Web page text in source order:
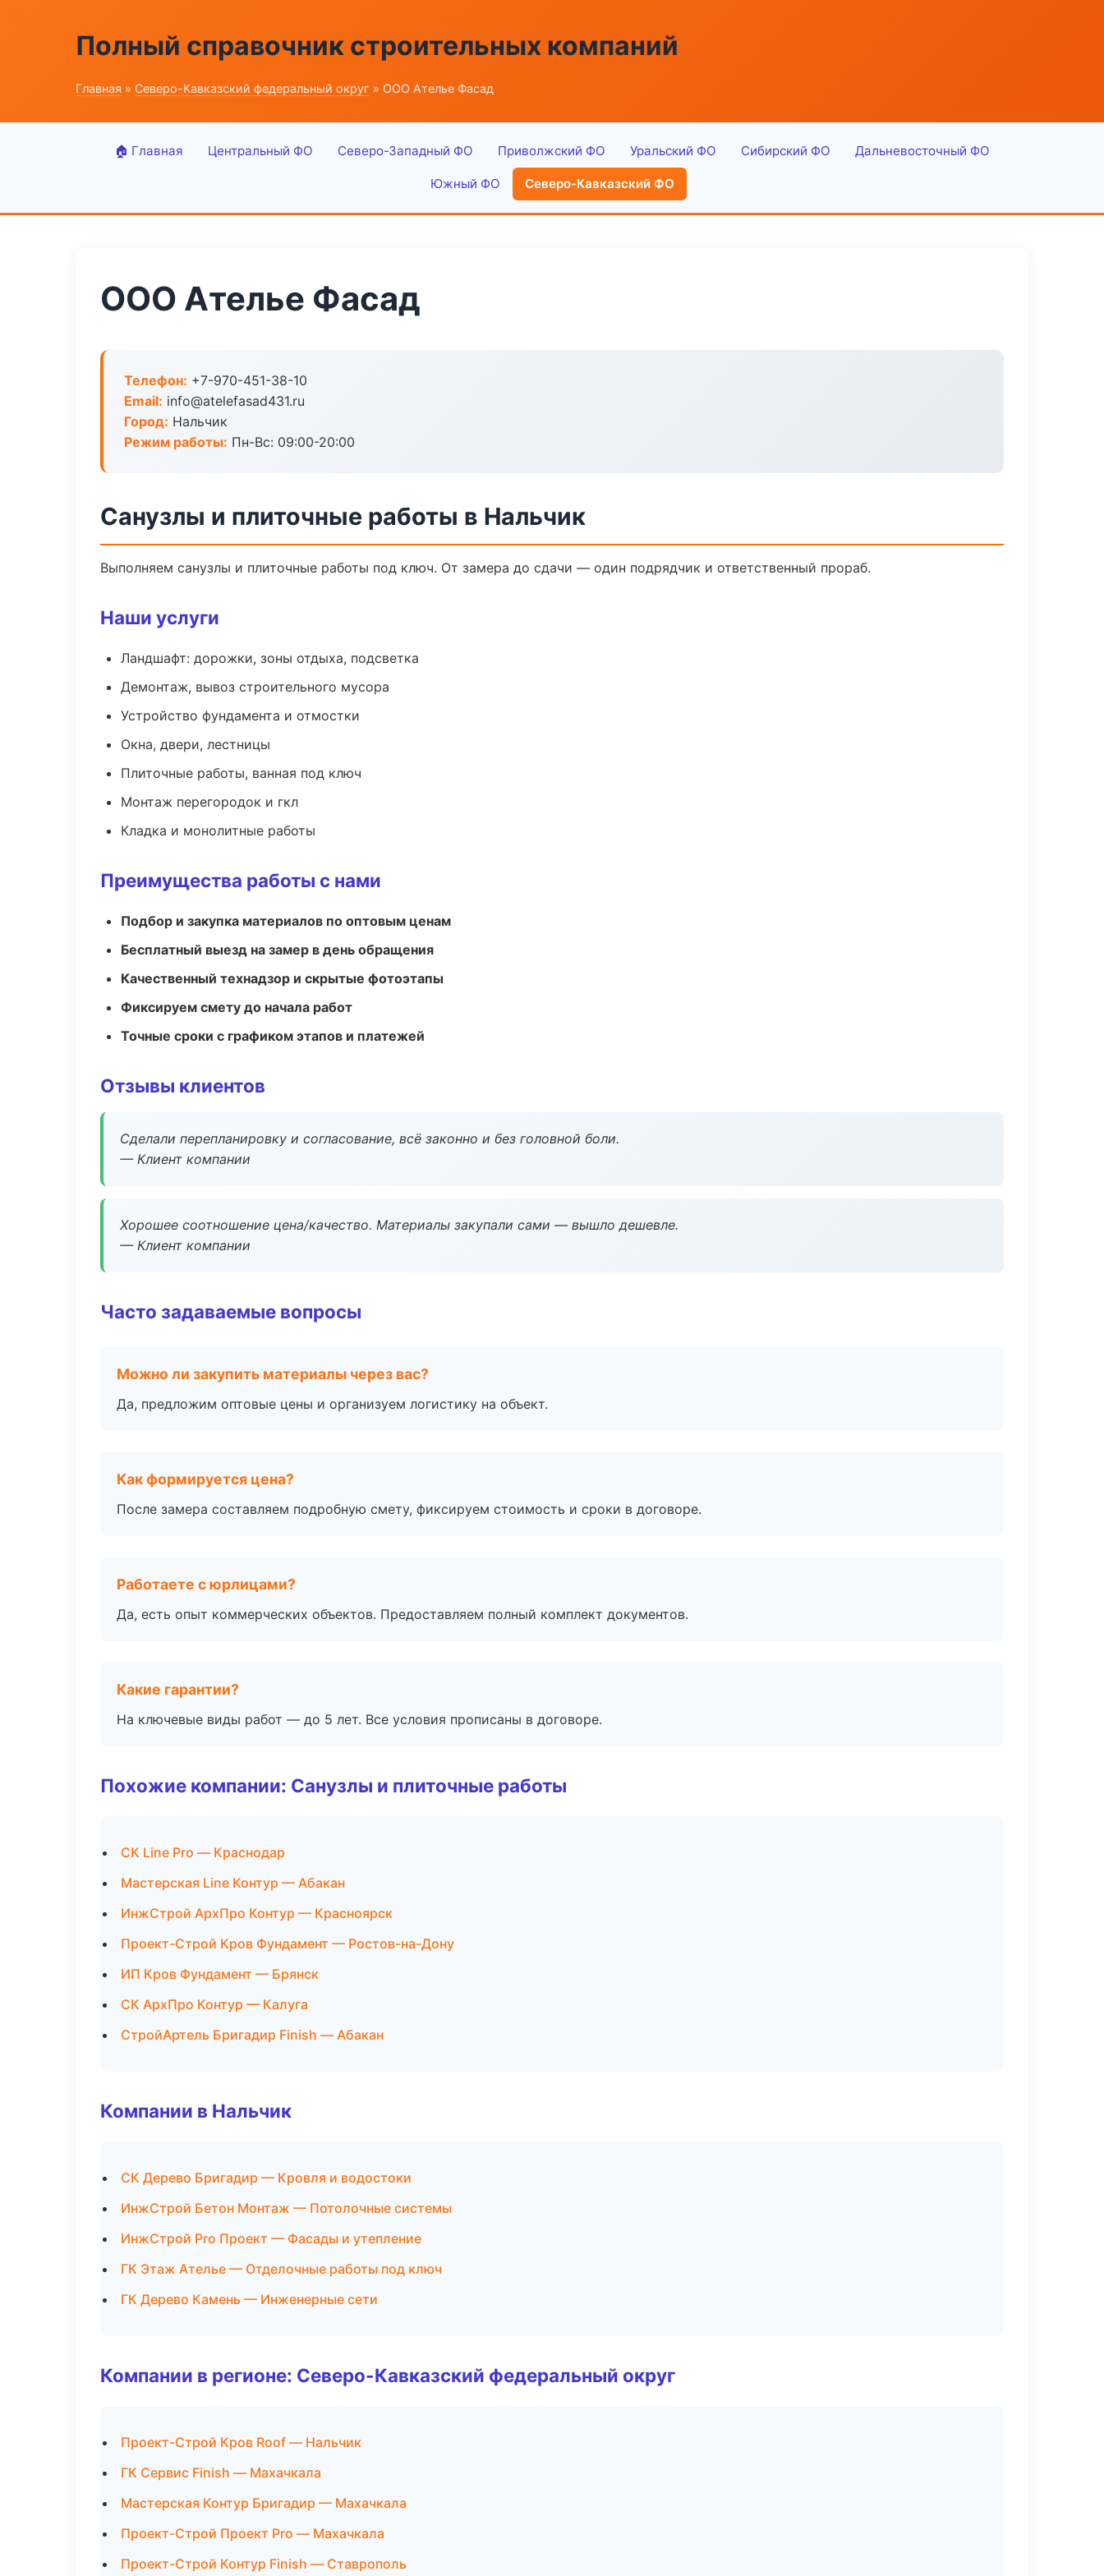
Полный справочник строительных компаний
Главная » Северо-Кавказский федеральный округ » ООО Ателье Фасад
🏠 Главная Центральный ФО Северо-Западный ФО Приволжский ФО Уральский ФО Сибирский ФО Дальневосточный ФО
Южный ФО Северо-Кавказский ФО
ООО Ателье Фасад
Телефон: +7-970-451-38-10
Email: info@atelefasad431.ru
Город: Нальчик
Режим работы: Пн-Вс: 09:00-20:00
Санузлы и плиточные работы в Нальчик
Выполняем санузлы и плиточные работы под ключ. От замера до сдачи — один подрядчик и ответственный прораб.
Наши услуги
Ландшафт: дорожки, зоны отдыха, подсветка
Демонтаж, вывоз строительного мусора
Устройство фундамента и отмостки
Окна, двери, лестницы
Плиточные работы, ванная под ключ
Монтаж перегородок и гкл
Кладка и монолитные работы
Преимущества работы с нами
Подбор и закупка материалов по оптовым ценам
Бесплатный выезд на замер в день обращения
Качественный технадзор и скрытые фотоэтапы
Фиксируем смету до начала работ
Точные сроки с графиком этапов и платежей
Отзывы клиентов
Сделали перепланировку и согласование, всё законно и без головной боли.
— Клиент компании
Хорошее соотношение цена/качество. Материалы закупали сами — вышло дешевле.
— Клиент компании
Часто задаваемые вопросы
Можно ли закупить материалы через вас?
Да, предложим оптовые цены и организуем логистику на объект.
Как формируется цена?
После замера составляем подробную смету, фиксируем стоимость и сроки в договоре.
Работаете с юрлицами?
Да, есть опыт коммерческих объектов. Предоставляем полный комплект документов.
Какие гарантии?
На ключевые виды работ — до 5 лет. Все условия прописаны в договоре.
Похожие компании: Санузлы и плиточные работы
СК Line Pro — Краснодар
Мастерская Line Контур — Абакан
ИнжСтрой АрхПро Контур — Красноярск
Проект-Строй Кров Фундамент — Ростов-на-Дону
ИП Кров Фундамент — Брянск
СК АрхПро Контур — Калуга
СтройАртель Бригадир Finish — Абакан
Компании в Нальчик
СК Дерево Бригадир — Кровля и водостоки
ИнжСтрой Бетон Монтаж — Потолочные системы
ИнжСтрой Pro Проект — Фасады и утепление
ГК Этаж Ателье — Отделочные работы под ключ
ГК Дерево Камень — Инженерные сети
Компании в регионе: Северо-Кавказский федеральный округ
Проект-Строй Кров Roof — Нальчик
ГК Сервис Finish — Махачкала
Мастерская Контур Бригадир — Махачкала
Проект-Строй Проект Pro — Махачкала
Проект-Строй Контур Finish — Ставрополь